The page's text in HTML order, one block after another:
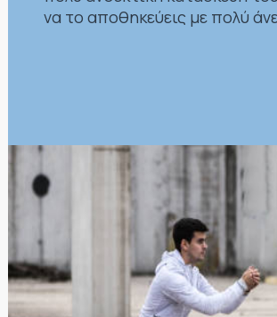
να το αποθηκεύεις με πολύ